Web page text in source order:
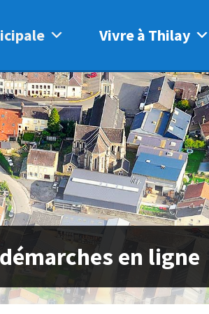
Vivre à Thilay
en ligne